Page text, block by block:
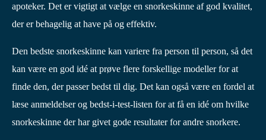
apoteker. Det er vigtigt at vælge en snorkeskinne af god kvalitet,
der er behagelig at have på og effektiv.
Den bedste snorkeskinne kan variere fra person til person, så det
kan være en god idé at prøve flere forskellige modeller for at
finde den, der passer bedst til dig. Det kan også være en fordel at
læse anmeldelser og bedst-i-test-listen for at få en idé om hvilke
snorkeskinne der har givet gode resultater for andre snorkere.